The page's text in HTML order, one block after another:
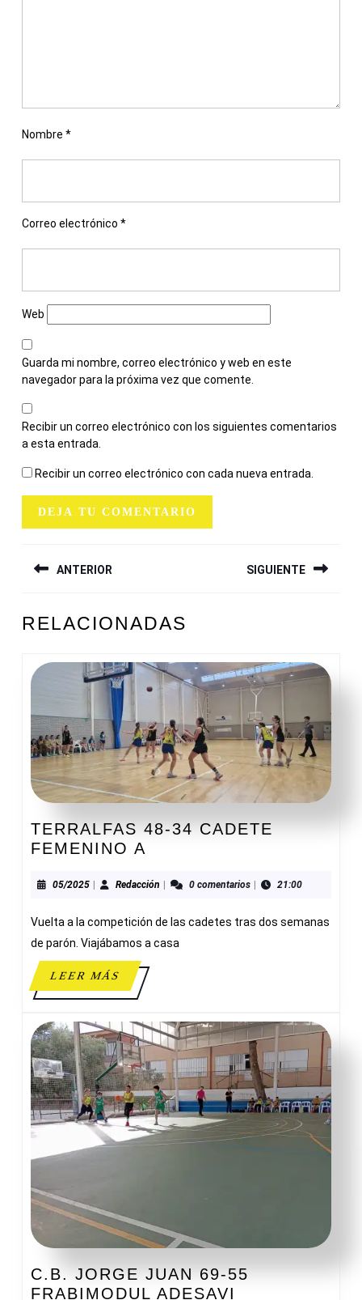
Nombre *
Correo electrónico *
Web
Guarda mi nombre, correo electrónico y web en este
navegador para la próxima vez que comente.
Recibir un correo electrónico con los siguientes comentarios
a esta entrada.
Recibir un correo electrónico con cada nueva entrada.
DE
ANTERIOR
anterior:
SIGUIENTE
entrada:
RELACIONADAS
TERRALFAS 48-34 CADETE
FEMENINO A
34
FEMENINO
A
05/202505/2025Redacción Redacción0 comentarios 21:00
Vuelta a la competición de las cadetes tras dos semanas
de parón. Viajábamos a casa
LEER MÁSLEER
MÁS
C.B. JORGE JUAN 69-55
FRABIMODUL ADESAVI